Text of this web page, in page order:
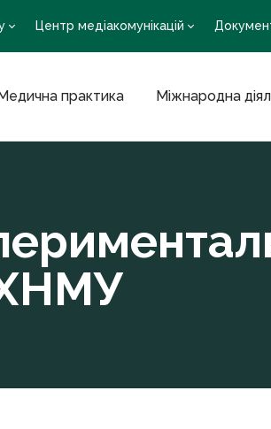
Центр медіакомунікацій
практика Міжнародна
ХНМУ